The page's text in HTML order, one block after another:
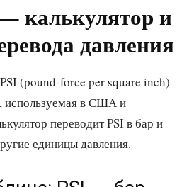
калькулятор и
давления
PSI (pound-force per square inch)
используемая в США и
переводит PSI в бар и
единицы давления.